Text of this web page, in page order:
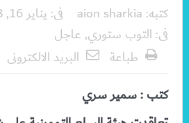
كتبه: aion sharkia فى: يناير 16, 2018
فى: التوب ستوري, عاجل
طباعة
البريد الالكترونى
كتب : سمير سري